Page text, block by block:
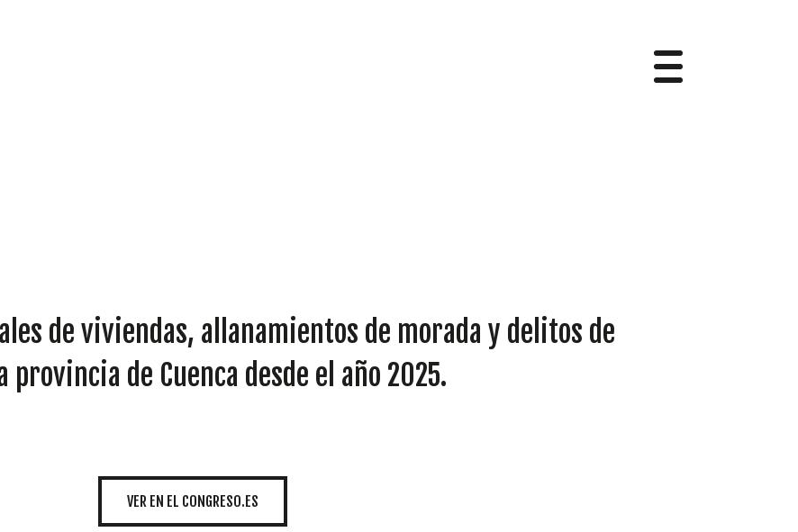
GRUPOS
TEMÁTICAS
de viviendas, allanamientos de morada y delitos de
de Cuenca desde el año 2025.
VER EN EL CONGRESO.ES